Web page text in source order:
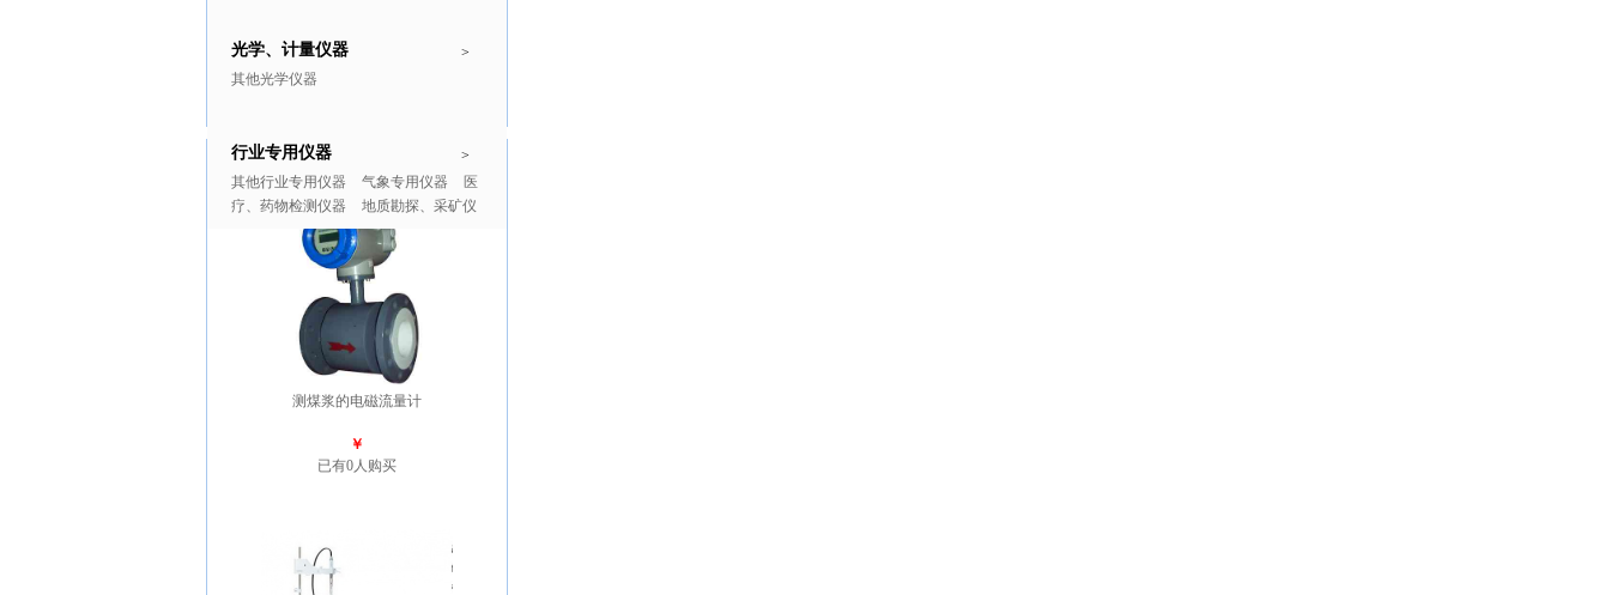
>
光学、计量仪器
其他光学仪器
>
行业专用仪器
其他行业专用仪器 气象专用仪器
医
疗、药物检测仪器
地质勘探、采矿仪
推广商品 更多>>
测煤浆的电磁流量计
￥
已有0人购买